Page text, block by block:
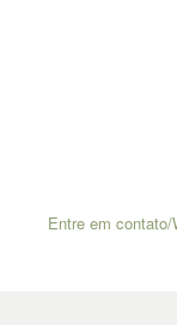
Entre em contato/